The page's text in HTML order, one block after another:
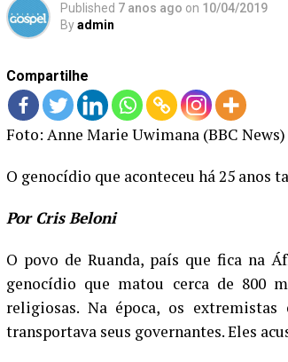
Published 7 anos ago on 10/04/2019
Byadmin
Compartilhe
Foto: Anne Marie Uwimana (BBC News)
O genocídio que aconteceu há 25 anos
Por Cris Beloni
O povo de Ruanda, país que fica na
genocídio que matou cerca de 800
religiosas. Na época, os
transportava seus governantes. Eles